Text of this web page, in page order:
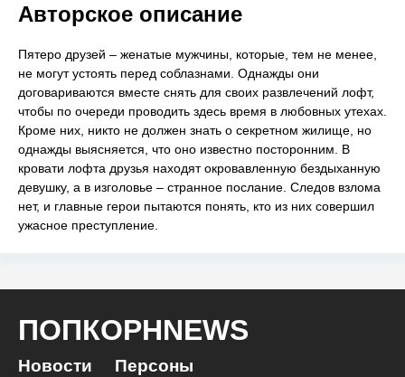
Авторское описание
Пятеро друзей – женатые мужчины, которые, тем не менее,
не могут устоять перед соблазнами. Однажды они
договариваются вместе снять для своих развлечений лофт,
чтобы по очереди проводить здесь время в любовных утехах.
Кроме них, никто не должен знать о секретном жилище, но
однажды выясняется, что оно известно посторонним. В
кровати лофта друзья находят окровавленную бездыханную
девушку, а в изголовье – странное послание. Следов взлома
нет, и главные герои пытаются понять, кто из них совершил
ужасное преступление.
ПОПКОРНNEWS
Новости Персоны